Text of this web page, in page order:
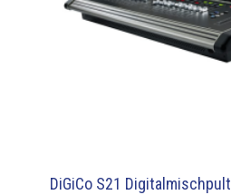
DiGiCo S21 Digitalmischpult